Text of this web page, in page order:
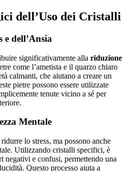
dell’Uso dei Cristalli
e dell’Ansia
significativamente alla riduzione
come l’ametista e il quarzo chiaro
calmanti, che aiutano a creare un
pietre possono essere utilizzate
tenute vicino a sé per
Mentale
lo stress, ma possono anche
Utilizzando cristalli specifici, è
negativi e confusi, permettendo una
Questo processo aiuta a